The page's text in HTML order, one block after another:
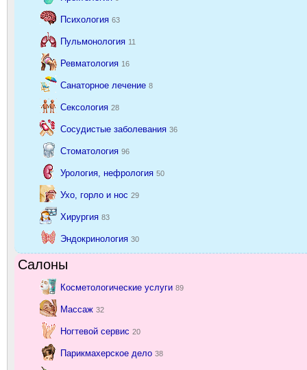
Психология 63
Пульмонология 11
Ревматология 16
Санаторное лечение 8
Сексология 28
Сосудистые заболевания 36
Стоматология 96
Урология, нефрология 50
Ухо, горло и нос 29
Хирургия 83
Эндокринология 30
Салоны
Косметологические услуги 89
Массаж 32
Ногтевой сервис 20
Парикмахерское дело 38